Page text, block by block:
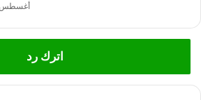
أغسطس 1, 2024
اترك رد